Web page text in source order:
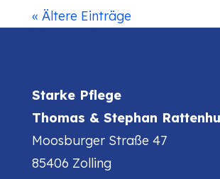
« Ältere Einträge
Starke Pflege
Thomas & Stephan
Moosburger Straße 47
85406 Zolling